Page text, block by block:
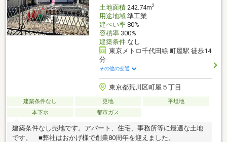
土地面積242.74m2
用途地域準工業
建ぺい率80%
容積率300%
建築条件なし
東京メトロ千代田線 町屋駅 徒歩14
分
その他の交通
東京都荒川区町屋５丁目
建築条件なし 更地
平坦地
本下水
都市ガス
建築条件なし売地です。アパート、住宅、事務所等に最適な土地
です。 ■弊社はおかげ様で創業80周年を迎えました。